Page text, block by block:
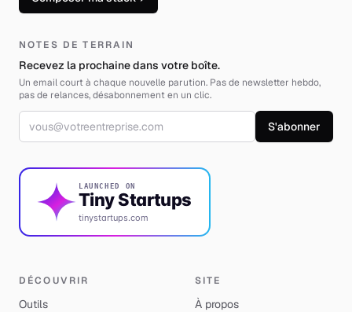
NOTES DE TERRAIN
Recevez la prochaine dans votre boîte.
Un email court à chaque nouvelle parution. Pas de newsletter hebdo,
pas de relances, désabonnement en un clic.
Adresse email S'abonner
LAUNCHED ON
Tiny Startups
tinystartups.com
DÉCOUVRIR
Outils
SITE
À propos